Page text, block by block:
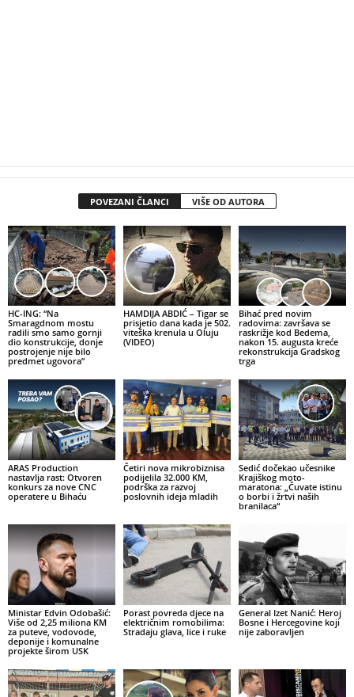
POVEZANI ČLANCI VIŠE OD AUTORA
HC-ING: “Na
Smaragdnom mostu
radili smo samo gornji
dio konstrukcije, donje
postrojenje nije bilo
predmet ugovora”
HAMDIJA ABDIĆ – Tigar se
prisjetio dana kada je 502.
viteška krenula u Oluju
(VIDEO)
Bihać pred novim
radovima: završava se
raskrižje kod Bedema,
nakon 15. augusta kreće
rekonstrukcija Gradskog
trga
ARAS Production
nastavlja rast: Otvoren
konkurs za nove CNC
operatere u Bihaću
Četiri nova mikrobiznisa
podijelila 32.000 KM,
podrška za razvoj
poslovnih ideja mladih
Sedić dočekao učesnike
Krajiškog moto-
maratona: „Čuvate istinu
o borbi i žrtvi naših
branilaca“
Ministar Edvin Odobašić:
Više od 2,25 miliona KM
za puteve, vodovode,
deponije i komunalne
projekte širom USK
Porast povreda djece na
električnim romobilima:
Stradaju glava, lice i ruke
General Izet Nanić: Heroj
Bosne i Hercegovine koji
nije zaboravljen